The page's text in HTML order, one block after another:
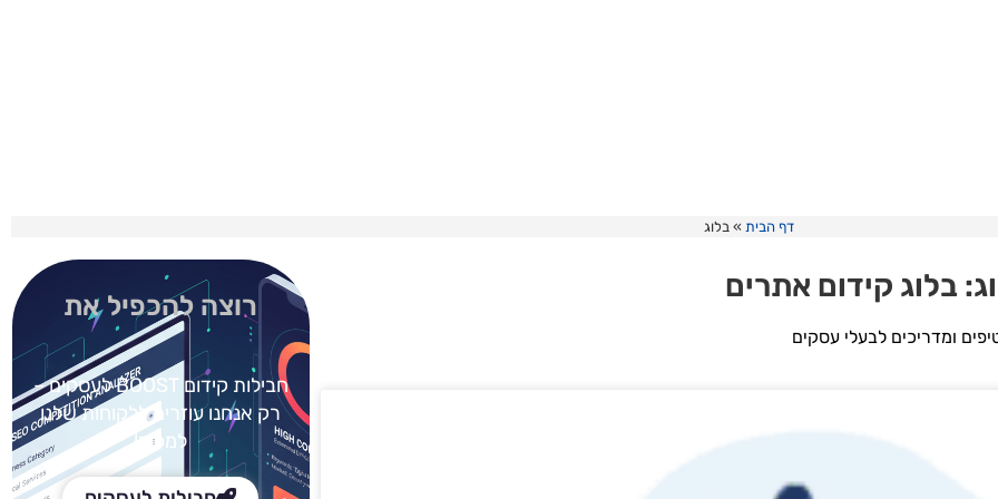
דף הבית »בלוג
בלוג קידום אתרים
ומדריכים לבעלי עסקים
רוצה להכפיל את
חבילות קידום BOOST
לעסקים –
רק אנחנו עוזרים ללקוחות שלנו
למכור!